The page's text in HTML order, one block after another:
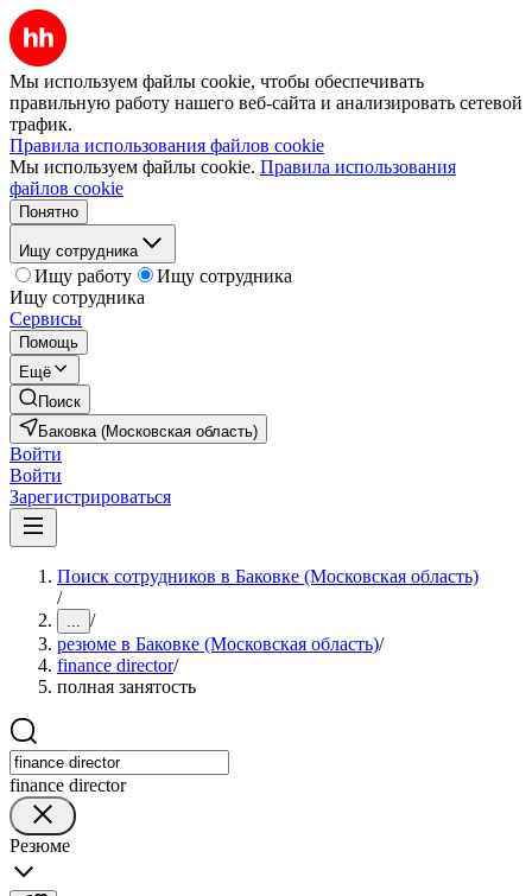
Мы используем файлы cookie, чтобы обеспечивать
правильную работу нашего веб-сайта и анализировать сетевой
трафик.
Правила использования файлов cookie
Мы используем файлы cookie. Правила использования
файлов cookie
Понятно
Ищу сотрудника
Ищу работу
Ищу сотрудника
Ищу сотрудника
Сервисы
Помощь
Ещё
Поиск
Баковка (Московская область)
Войти
Войти
Зарегистрироваться
Поиск сотрудников в Баковке (Московская область)
/
... /
резюме в Баковке (Московская область)/
finance director/
полная занятость
finance director
Резюме